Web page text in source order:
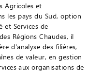
Agricoles et
les pays du Sud, option
et Services de
Régions Chaudes, il
d'analyse des filières,
de valeur, en gestion
aux organisations de